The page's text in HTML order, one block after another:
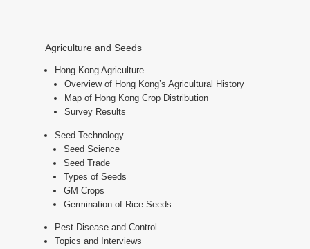
Agriculture and Seeds
Hong Kong Agriculture
Overview of Hong Kong’s Agricultural History
Map of Hong Kong Crop Distribution
Survey Results
Seed Technology
Seed Science
Seed Trade
Types of Seeds
GM Crops
Germination of Rice Seeds
Pest Disease and Control
Topics and Interviews